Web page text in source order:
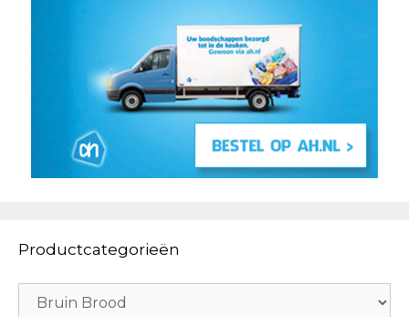
Productcategorieën